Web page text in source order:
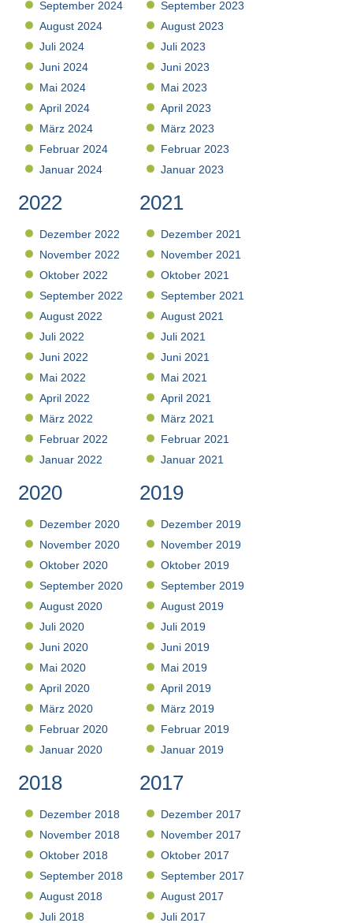
September 2024
August 2024
Juli 2024
Juni 2024
Mai 2024
April 2024
März 2024
Februar 2024
Januar 2024
September 2023
August 2023
Juli 2023
Juni 2023
Mai 2023
April 2023
März 2023
Februar 2023
Januar 2023
2022
Dezember 2022
November 2022
Oktober 2022
September 2022
August 2022
Juli 2022
Juni 2022
Mai 2022
April 2022
März 2022
Februar 2022
Januar 2022
2021
Dezember 2021
November 2021
Oktober 2021
September 2021
August 2021
Juli 2021
Juni 2021
Mai 2021
April 2021
März 2021
Februar 2021
Januar 2021
2020
Dezember 2020
November 2020
Oktober 2020
September 2020
August 2020
Juli 2020
Juni 2020
Mai 2020
April 2020
März 2020
Februar 2020
Januar 2020
2019
Dezember 2019
November 2019
Oktober 2019
September 2019
August 2019
Juli 2019
Juni 2019
Mai 2019
April 2019
März 2019
Februar 2019
Januar 2019
2018
Dezember 2018
November 2018
Oktober 2018
September 2018
August 2018
Juli 2018
2017
Dezember 2017
November 2017
Oktober 2017
September 2017
August 2017
Juli 2017